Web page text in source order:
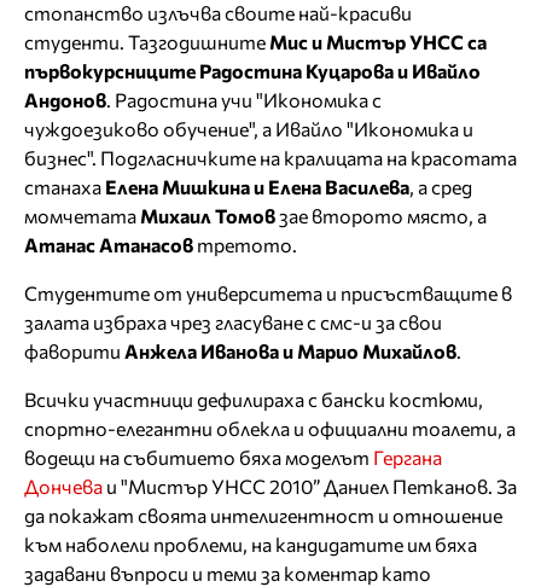
стопанство излъчва своите най-красиви
студенти. Тазгодишните Мис и Мистър УНСС са
първокурсниците Радостина Куцарова и Ивайло
Андонов. Радостина учи "Икономика с
чуждоезиково обучение", а Ивайло "Икономика и
бизнес". Подгласничките на кралицата на красотата
станаха Елена Мишкина и Елена Василева, а сред
момчетата Михаил Томовзае второто място, а
Атанас Атанасов третото.
Студентите от университета и присъстващите в
залата избраха чрез гласуване с смс-и за свои
фаворити Aнжела Иванова и Марио Михайлов.
Всички участници дефилираха с бански костюми,
спортно-елегантни облекла и официални тоалети, а
водещи на събитието бяха моделът Гергана
Дончева и "Мистър УНСС 2010” Даниел Петканов. За
да покажат своята интелигентност и отношение
към наболели проблеми, на кандидатите им бяха
задавани въпроси и теми за коментaр като